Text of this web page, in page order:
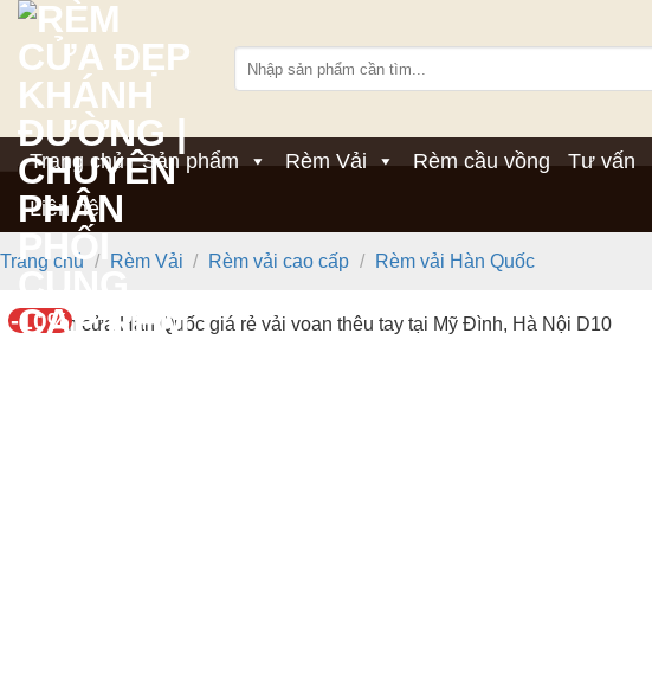
Bỏ
qua
nội
dung
kiếm:
Trang chủ Sản phẩm Rèm Vải Rèm cầu vồng Tư vấn
Liên hệ
Trang chủ / Rèm Vải / Rèm vải cao cấp / Rèm vải Hàn Quốc
-10%